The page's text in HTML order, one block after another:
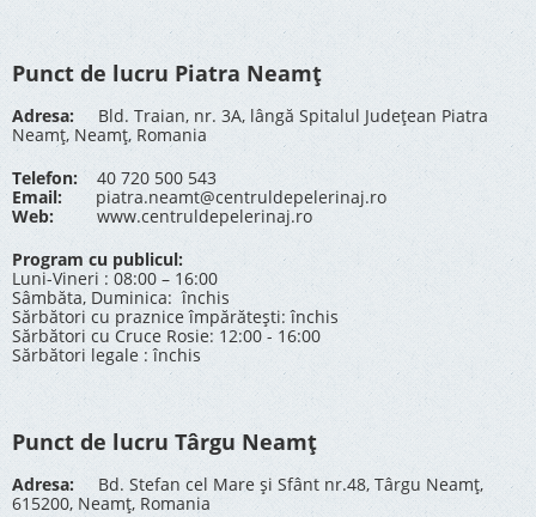
Punct de lucru Piatra Neamț
Adresa: Bld. Traian, nr. 3A, lângă Spitalul Județean Piatra
Neamț, Neamț, Romania
Telefon:40 720 500 543
Email:
piatra.neamt@centruldepelerinaj.ro
Web:
www.centruldepelerinaj.ro
Program cu publicul:
Luni-Vineri : 08:00 – 16:00
Sâmbăta, Duminica: închis
Sărbători cu praznice împărătești: închis
Sărbători cu Cruce Rosie: 12:00 - 16:00
Sărbători legale : închis
Punct de lucru Târgu Neamț
Adresa: Bd. Stefan cel Mare și Sfânt nr.48, Târgu Neamț,
615200, Neamț, Romania